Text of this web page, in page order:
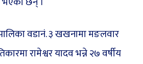
वडानं. ३ खखनामा मङलवार
रामेश्वर यादव भन्ने २७ वर्षीय